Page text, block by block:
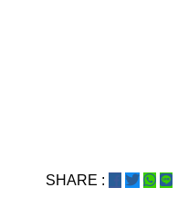
SHARE :